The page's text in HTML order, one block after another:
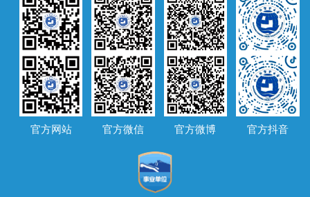
官方网站 官方微信 官方微博 官方抖音